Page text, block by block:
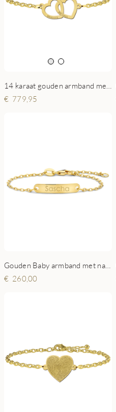
779,95
Gouden Baby armband met naamgravure Jasseron
260,00